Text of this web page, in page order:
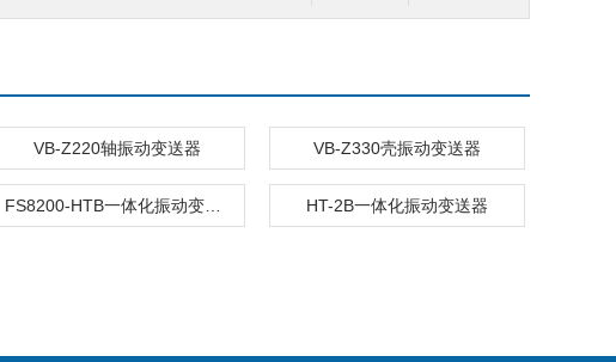
VB-Z220轴振动变送器 VB-Z330壳振动变送器
HT-2B一体化振动变送器